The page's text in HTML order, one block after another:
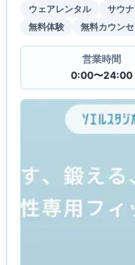
ウェアレンタル サウナ
無料体験
無料カウン
営業時間
0:00〜24:00